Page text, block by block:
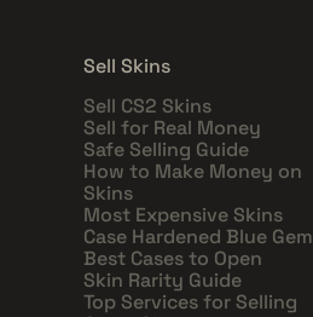
Sell Skins
Sell CS2 Skins
Sell for Real Money
Safe Selling Guide
How to Make Money on
Skins
Most Expensive Skins
Case Hardened Blue Gem
Best Cases to Open
Skin Rarity Guide
Top Services for Selling